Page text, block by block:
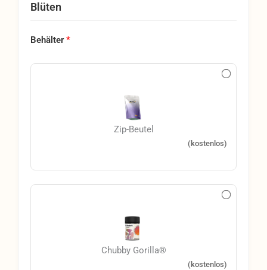
Blüten
Behälter*
Zip-Beutel
(kostenlos)
Chubby Gorilla®
(kostenlos)